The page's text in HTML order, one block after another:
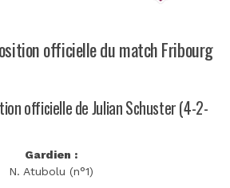
officielle du match Fribourg
officielle de Julian Schuster (4-2-
Gardien :
N. Atubolu (n°1)